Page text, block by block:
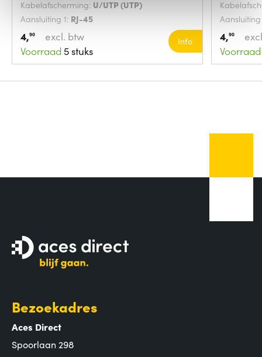
Kabelafscherming: U/UTP (UTP)
Aansluiting 1: RJ-45
4,90
excl. btw
Voorraad 5 stuks
Info 4,90
Voorraad
Bezoekadres
Aces Direct
Spoorlaan 298